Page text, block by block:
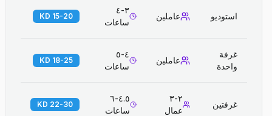
استوديو عاملين
٣-٤
ساعات
15-20 KD
غرفة
واحدة
عاملين
٤-٥
ساعات
18-25 KD
غرفتين
٢-٣
عمال
٤.٥-٦
ساعات
22-30 KD